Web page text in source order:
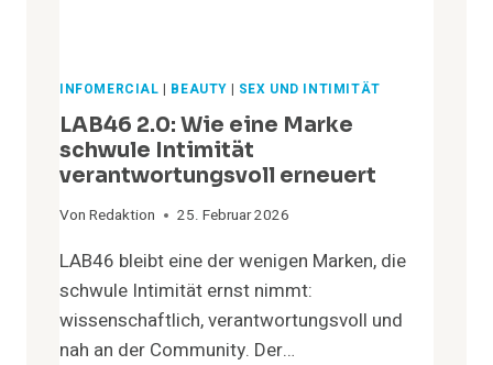
INFOMERCIAL | BEAUTY| SEX UND INTIMITÄT
LAB46 2.0: Wie eine Marke
schwule Intimität
verantwortungsvoll erneuert
Von Redaktion 25. Februar 2026
LAB46 bleibt eine der wenigen Marken, die
schwule Intimität ernst nimmt:
wissenschaftlich, verantwortungsvoll und
nah an der Community. Der…